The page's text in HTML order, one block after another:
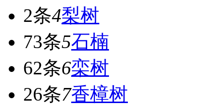
2条4梨树
73条5石楠
62条6栾树
26条7香樟树